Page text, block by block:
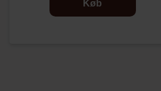
Køb